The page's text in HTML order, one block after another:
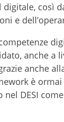
digitale, così
e
anche a
anche
è ormai
nel DESI